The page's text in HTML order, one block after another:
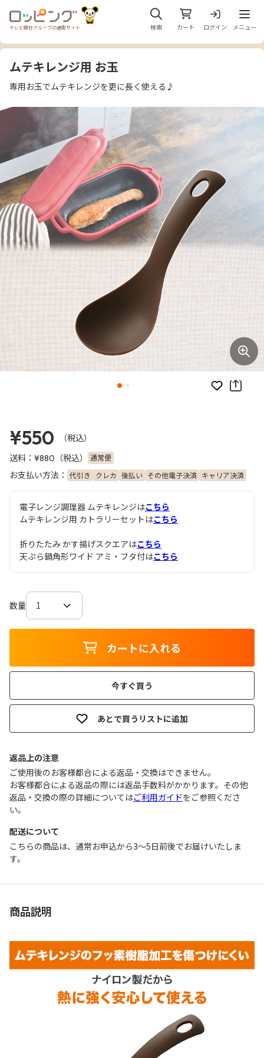
テレビ朝日グループの通販サイト 検索 カート ログイン
メニ
メニュー
お気に入り
ムテキレンジ用 お玉
専用お玉でムテキレンジを更に長く使える♪
¥550
（税込）
送料： ¥880 （税込） 通常便
お支払い方法： 代引き クレカ 後払い その他電子決済 キャリア決済
電子レンジ調理器 ムテキレンジはこちら
ムテキレンジ用 カトラリーセットはこちら
折りたたみ かす揚げスクエアはこちら
天ぷら鍋角形ワイド アミ・フタ付はこちら
数量
カートに入れる
今すぐ買う
あとで買うリストに追加
返品上の注意
ご使用後のお客様都合による返品・交換はできません｡
お客様都合による返品の際には返品手数料がかかります。その他
返品・交換の際の詳細についてはご利用ガイドをご参照くださ
い。
配送について
こちらの商品は、通常お申込から3～5日前後でお届けいたしま
す。
商品説明